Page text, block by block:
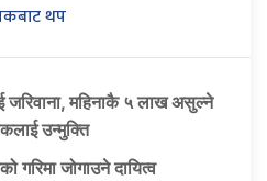
थप
महिनाकै ५ लाख असुल्ने
उन्मुक्ति
गरिमा जोगाउने दायित्व